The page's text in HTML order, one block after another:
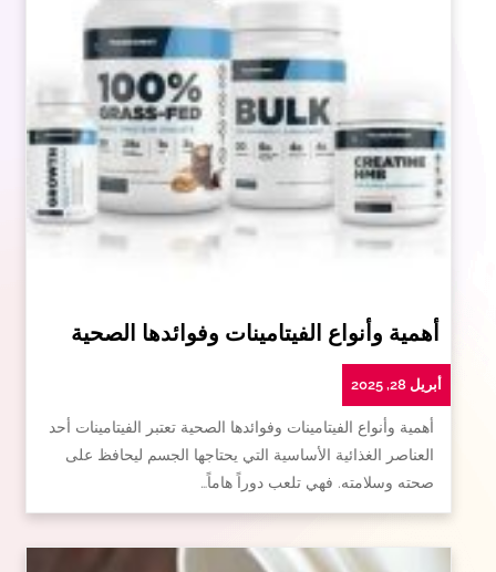
أهمية وأنواع الفيتامينات وفوائدها الصحية
أبريل 28, 2025
أهمية وأنواع الفيتامينات وفوائدها الصحية تعتبر الفيتامينات أحد
العناصر الغذائية الأساسية التي يحتاجها الجسم ليحافظ على
صحته وسلامته. فهي تلعب دوراً هاماً…